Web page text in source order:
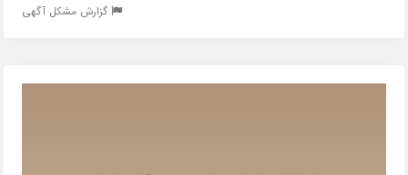
گزارش مشکل آگهی